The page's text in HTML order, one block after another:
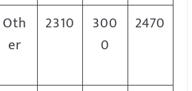
Oth
er
2310
300
0
2470